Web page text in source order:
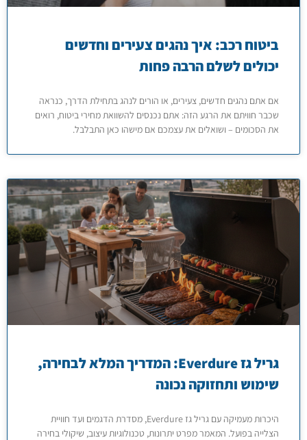
ביטוח רכב: איך נהגים צעירים וחדשים
יכולים לשלם הרבה פחות
אם אתם נהגים חדשים, צעירים, או הורים לנהג בתחילת הדרך, כנראה
שכבר חוויתם את הרגע הזה: אתם נכנסים להשוואת מחירי ביטוח, רואים
את הסכומים – ושואלים את עצמכם אם מישהו כאן התבלבל.
גריל גז Everdure: המדריך המלא לבחירה,
שימוש ותחזוקה נכונה
היכרות מעמיקה עם גריל גז Everdure, מסדרת הדגמים ועד חוויית
הצלייה בפועל. המאמר מפרט יתרונות, טכנולוגיות עיצוב, שיקולי בחירה